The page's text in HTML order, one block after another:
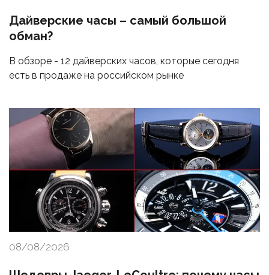
Дайверские часы – самый большой
обман?
В обзоре - 12 дайверских часов, которые сегодня
есть в продаже на российском рынке
08/08/2026